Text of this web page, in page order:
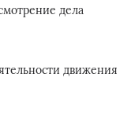
дела
движения